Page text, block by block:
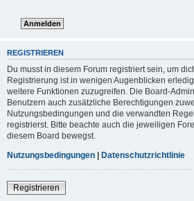
REGISTRIEREN
Du musst in diesem Forum registriert sein, um
Registrierung ist in wenigen Augenblicken
weitere Funktionen zuzugreifen. Die Board-
Benutzern auch zusätzliche Berechtigungen
Nutzungsbedingungen und die verwandten
registrierst. Bitte beachte auch die jeweiligen
diesem Board bewegst.
Nutzungsbedingungen | Datenschutzrichtlinie
Registrieren